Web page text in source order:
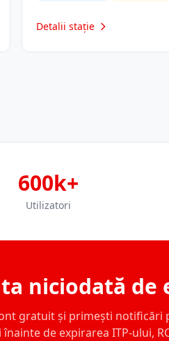
Detalii stație
600k+
Utilizatori
niciodată de
gratuit și primești notificări
de expirarea ITP-ului,